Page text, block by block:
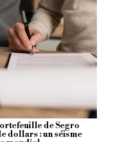
de Segro
dollars : un séisme